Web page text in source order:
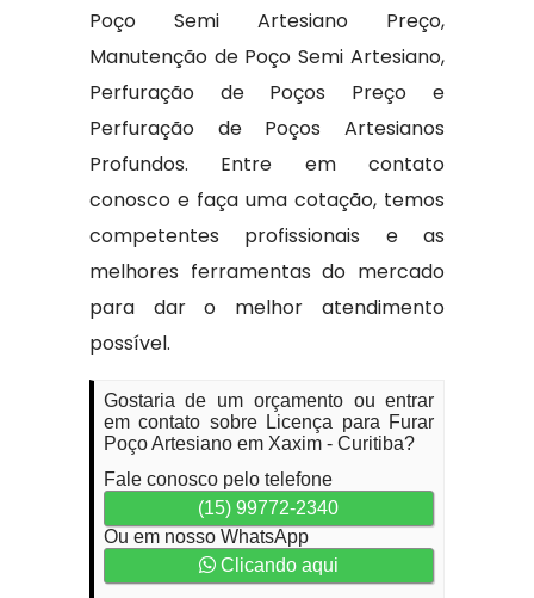
Poço Semi Artesiano Preço,
Manutenção de Poço Semi Artesiano,
Perfuração de Poços Preço e
Perfuração de Poços Artesianos
Profundos. Entre em contato
conosco e faça uma cotação, temos
competentes profissionais e as
melhores ferramentas do mercado
para dar o melhor atendimento
possível.
Gostaria de um orçamento ou entrar
em contato sobre Licença para Furar
Poço Artesiano em Xaxim - Curitiba?
Fale conosco pelo telefone
(15) 99772-2340
Ou em nosso WhatsApp
Clicando aqui